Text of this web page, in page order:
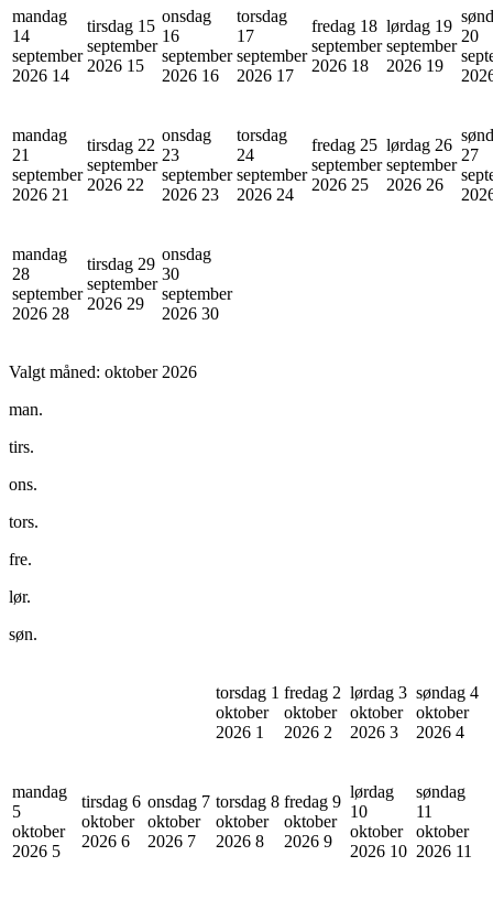
mandag
14
september
2026 14
tirsdag 15
september
2026 15
onsdag
16
september
2026 16
torsdag
17
september
2026 17
fredag 18
september
2026 18
lørdag 19
september
2026 19
20
mandag
21
september
2026 21
tirsdag 22
september
2026 22
onsdag
23
september
2026 23
torsdag
24
september
2026 24
fredag 25
september
2026 25
lørdag 26
september
2026 26
27
mandag
28
september
2026 28
tirsdag 29
september
2026 29
onsdag
30
september
2026 30
Valgt måned: oktober 2026
man.
tirs.
ons.
tors.
fre.
lør.
søn.
torsdag 1
oktober
2026 1
fredag 2
oktober
2026 2
lørdag 3
oktober
2026 3
søndag 4
oktober
2026 4
mandag
5
oktober
2026 5
tirsdag 6
oktober
2026 6
onsdag 7
oktober
2026 7
torsdag 8
oktober
2026 8
fredag 9
oktober
2026 9
lørdag
10
oktober
2026 10
søndag
11
oktober
2026 11